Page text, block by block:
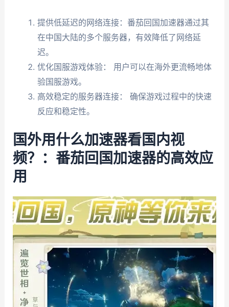
提供低延迟的网络连接：番茄回国加速器通过其
在中国大陆的多个服务器，有效降低了网络延
迟。
优化国服游戏体验： 用户可以在海外更流畅地体
验国服游戏。
高效稳定的服务器连接： 确保游戏过程中的快速
反应和稳定性。
国外用什么加速器看国内视
频？：番茄回国加速器的高效应
用